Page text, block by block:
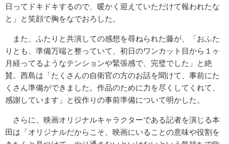
日ってドキドキするので、暖かく迎えていただけて報われたな
と」と笑顔で胸をなでおろした。
また、ふたりと共演しての感想を尋ねられた藤が、「おふた
りとも、準備万端と整っていて、初日のワンカット目から１ヶ
月経ってるようなテンションや緊張感で、完璧でした」と絶
賛。西島は「たくさんの自衛官の方のお話を聞けて、事前にた
くさん準備ができました。作品のために力を尽くしてくれて、
感謝しています」と役作りの事前準備について明かした。
さらに、映画オリジナルキャラクターである記者を演じる本
田は「オリジナルだからこそ、映画にいることの意味や役割を